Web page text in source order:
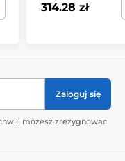
314.28 zł
Zaloguj się
możesz zrezygnować